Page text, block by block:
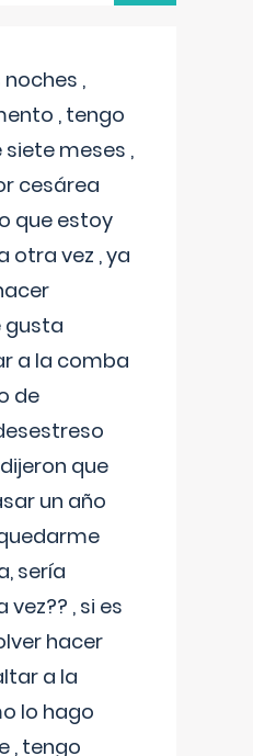
,
, tengo
meses ,
cesárea
que estoy
otra vez , ya
gusta
a la comba
de
que
un año
sería
, si es
hacer
a la
lo hago
, tengo